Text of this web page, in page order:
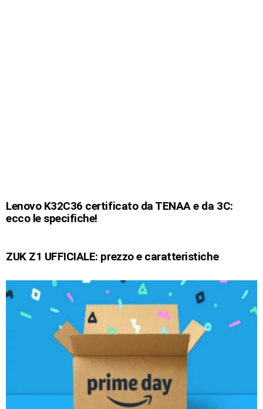
Lenovo K32C36 certificato da TENAA e da 3C:
ecco le specifiche!
ZUK Z1 UFFICIALE: prezzo e caratteristiche